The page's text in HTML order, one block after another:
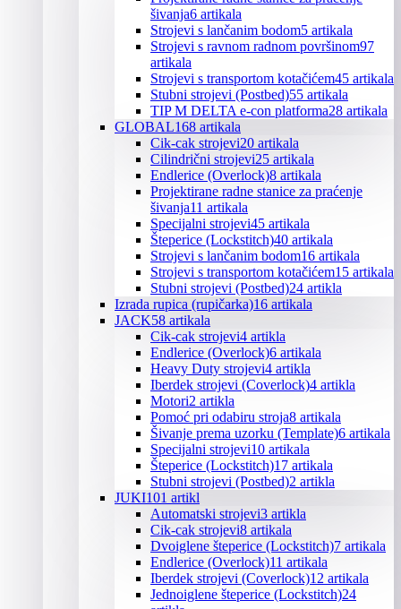
šivanja6 artikala
Strojevi s lančanim bodom5 artikala
Strojevi s ravnom radnom površinom97
artikala
Strojevi s transportom kotačićem45 artikala
Stubni strojevi (Postbed)55 artikala
TIP M DELTA e-con platforma28 artikala
GLOBAL168 artikala
Cik-cak strojevi20 artikala
Cilindrični strojevi25 artikala
Endlerice (Overlock)8 artikala
Projektirane radne stanice za praćenje
šivanja11 artikala
Specijalni strojevi45 artikala
Šteperice (Lockstitch)40 artikala
Strojevi s lančanim bodom16 artikala
Strojevi s transportom kotačićem15 artikala
Stubni strojevi (Postbed)24 artikla
Izrada rupica (rupičarka)16 artikala
JACK58 artikala
Cik-cak strojevi4 artikla
Endlerice (Overlock)6 artikala
Heavy Duty strojevi4 artikla
Iberdek strojevi (Coverlock)4 artikla
Motori2 artikla
Pomoć pri odabiru stroja8 artikala
Šivanje prema uzorku (Template)6 artikala
Specijalni strojevi10 artikala
Šteperice (Lockstitch)17 artikala
Stubni strojevi (Postbed)2 artikla
JUKI101 artikl
Automatski strojevi3 artikla
Cik-cak strojevi8 artikala
Dvoiglene šteperice (Lockstitch)7 artikala
Endlerice (Overlock)11 artikala
Iberdek strojevi (Coverlock)12 artikala
Jednoiglene šteperice (Lockstitch)24